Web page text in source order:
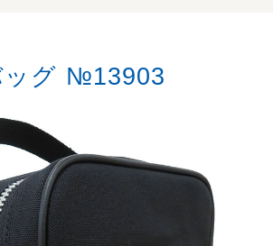
ッグ №13903